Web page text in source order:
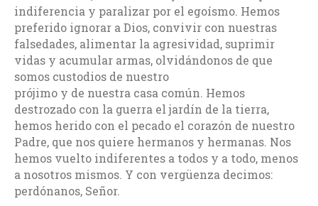
indiferencia y paralizar por el egoísmo. Hemos
preferido ignorar a Dios, convivir con nuestras
falsedades, alimentar la agresividad, suprimir
vidas y acumular armas, olvidándonos de que
somos custodios de nuestro
prójimo y de nuestra casa común. Hemos
destrozado con la guerra el jardín de la tierra,
hemos herido con el pecado el corazón de nuestro
Padre, que nos quiere hermanos y hermanas. Nos
hemos vuelto indiferentes a todos y a todo, menos
a nosotros mismos. Y con vergüenza decimos:
perdónanos, Señor.